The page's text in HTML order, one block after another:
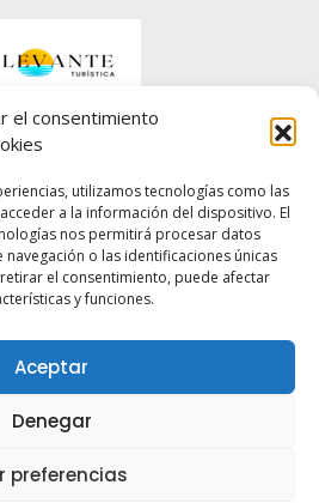
el consentimiento
utilizamos tecnologías como las
a la información del dispositivo. El
nos permitirá procesar datos
o las identificaciones únicas
el consentimiento, puede afectar
y funciones.
Aceptar
Denegar
preferencias
increibles GUÍAS!
legal
condiciones generales
de privacidad